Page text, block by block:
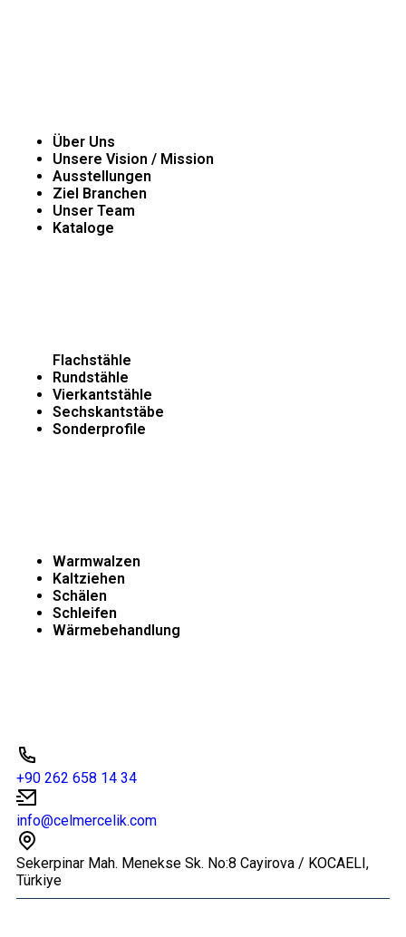
Über Uns
Unsere Vision / Mission
Ausstellungen
Ziel Branchen
Unser Team
Kataloge
Flachstähle
Rundstähle
Vierkantstähle
Sechskantstäbe
Sonderprofile
Warmwalzen
Kaltziehen
Schälen
Schleifen
Wärmebehandlung
+90 262 658 14 34
info@celmercelik.com
Sekerpinar Mah. Menekse Sk. No:8 Cayirova / KOCAELI,
Türkiye